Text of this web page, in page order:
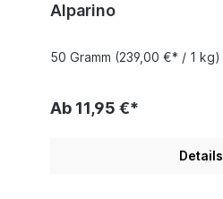
Alparino
50 Gramm (239,00 €* / 1 kg)
Ab 11,95 €*
Details